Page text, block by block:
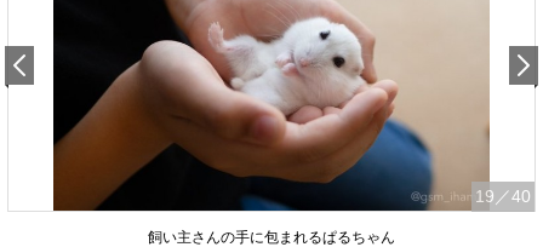
19 ／40
飼い主さんの手に包まれるぱるちゃん